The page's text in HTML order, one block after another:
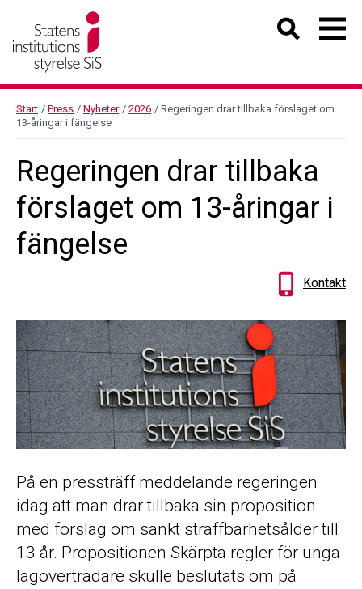
Start / Press / Nyheter / 2026 / Regeringen drar tillbaka förslaget om
13-åringar i fängelse
Regeringen drar tillbaka
förslaget om 13-åringar i
fängelse
Kontakt
På en pressträff meddelande regeringen
idag att man drar tillbaka sin proposition
med förslag om sänkt straffbarhetsålder till
13 år. Propositionen Skärpta regler för unga
lagöverträdare skulle beslutats om på